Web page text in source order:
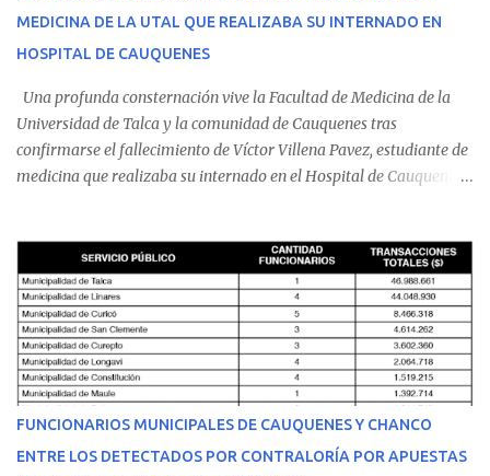
MEDICINA DE LA UTAL QUE REALIZABA SU INTERNADO EN
HOSPITAL DE CAUQUENES
Una profunda consternación vive la Facultad de Medicina de la
Universidad de Talca y la comunidad de Cauquenes tras
confirmarse el fallecimiento de Víctor Villena Pavez, estudiante de
medicina que realizaba su internado en el Hospital de Cauquenes.
malestares físicos. Dada la complejidad de su estado de salud, el
equipo médico determinó su traslado de urgencia al Hospital
Regional de Talca y dado la urgencia la ambulancia partió hacia
Talca con escolta de Carabineros. En medio del traslado, el
estudiante de medicina de 25 años, se agravó y pese a los esfuerzos
del personal de emergencia terminó falleciendo, sin alcanzar a
recibir atención especializada en el centro de destino. Apenas se
conoció la gravedad de su condición, sus padres —residentes en
Villarrica— se trasladaron a Cauquenes con la esperanza de una
FUNCIONARIOS MUNICIPALES DE CAUQUENES Y CHANCO
ENTRE LOS DETECTADOS POR CONTRALORÍA POR APUESTAS